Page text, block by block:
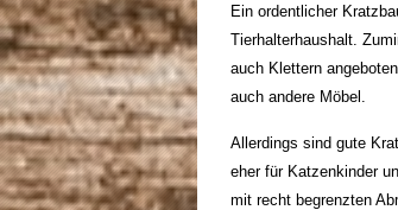
Ein ordentlicher
Tierhalterhaushalt.
auch Klettern
auch andere Möbel.
Allerdings sind gute
eher für Katzenkinder
mit recht begrenzten